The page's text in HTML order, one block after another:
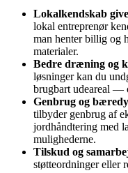
Lokalkendskab
lokal entreprenør
man henter billig og
materialer.
Bedre dræning og
løsninger kan du
brugbart udeareal —
Genbrug og
tilbyder genbrug af
jordhåndtering med
mulighederne.
Tilskud og
støtteordninger eller